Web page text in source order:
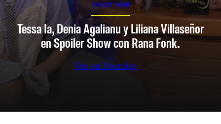
SPOILER SHOW
Tessa Ia, Denia Agalianu y Liliana Villaseñor
en Spoiler Show con Rana Fonk.
Ver en Youtube